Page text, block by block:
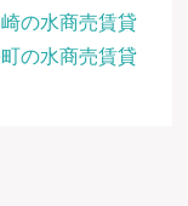
の水商売賃貸
の水商売賃貸